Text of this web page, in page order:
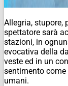
Allegria, stupore,
spettatore sarà
stazioni, in
evocativa della
veste ed in un
sentimento come
umani.